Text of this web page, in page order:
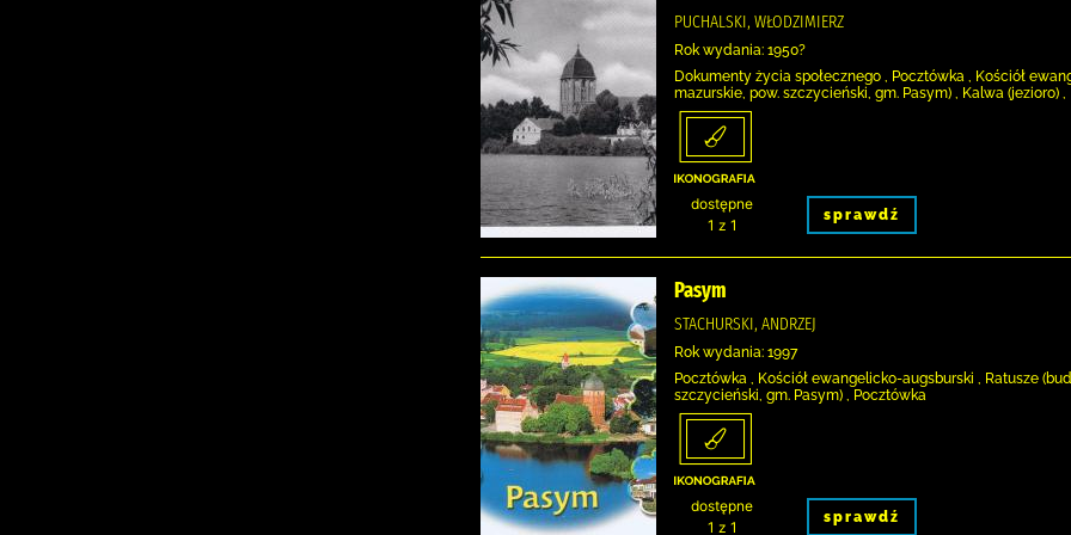
PUCHALSKI, WŁODZIMIERZ
Rok wydania: 1950?
Dokumenty życia społecznego , Pocztówka , Kościół
mazurskie, pow. szczycieński, gm. Pasym) , Kalwa (jezioro)
dostępne
1 z 1
sprawdź
Pasym
STACHURSKI, ANDRZEJ
Rok wydania: 1997
Pocztówka , Kościół ewangelicko-augsburski , Ratusze
szczycieński, gm. Pasym) , Pocztówka
dostępne
1 z 1
sprawdź